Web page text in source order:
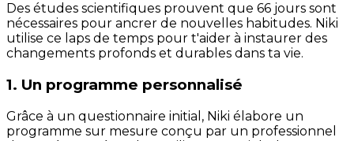
Des études scientifiques prouvent que 66 jours sont
nécessaires pour ancrer de nouvelles habitudes. Niki
utilise ce laps de temps pour t'aider à instaurer des
changements profonds et durables dans ta vie.
1. Un programme personnalisé
Grâce à un questionnaire initial, Niki élabore un
programme sur mesure conçu par un professionnel